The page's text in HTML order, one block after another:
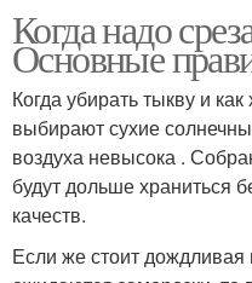
Когда надо
Основные
Когда убирать тыкву и
выбирают сухие
воздуха невысока .
будут дольше храниться
качеств.
Если же стоит